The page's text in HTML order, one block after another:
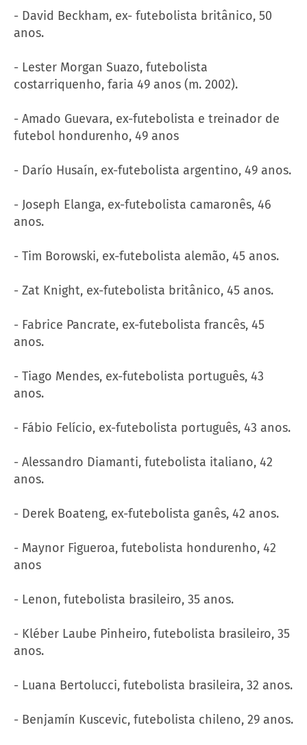
- David Beckham, ex- futebolista britânico, 50
anos.
- Lester Morgan Suazo, futebolista
costarriquenho, faria 49 anos (m. 2002).
- Amado Guevara, ex-futebolista e treinador de
futebol hondurenho, 49 anos
- Darío Husaín, ex-futebolista argentino, 49 anos.
- Joseph Elanga, ex-futebolista camaronês, 46
anos.
- Tim Borowski, ex-futebolista alemão, 45 anos.
- Zat Knight, ex-futebolista britânico, 45 anos.
- Fabrice Pancrate, ex-futebolista francês, 45
anos.
- Tiago Mendes, ex-futebolista português, 43
anos.
- Fábio Felício, ex-futebolista português, 43 anos.
- Alessandro Diamanti, futebolista italiano, 42
anos.
- Derek Boateng, ex-futebolista ganês, 42 anos.
- Maynor Figueroa, futebolista hondurenho, 42
anos
- Lenon, futebolista brasileiro, 35 anos.
- Kléber Laube Pinheiro, futebolista brasileiro, 35
anos.
- Luana Bertolucci, futebolista brasileira, 32 anos.
- Benjamín Kuscevic, futebolista chileno, 29 anos.